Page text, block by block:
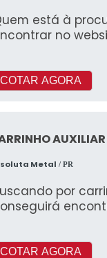
está à
no
COTAR AGORA
Metal / PR
por
COTAR AGORA